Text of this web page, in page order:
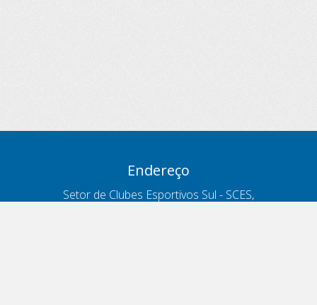
Endereço
Setor de Clubes Esportivos Sul - SCES,